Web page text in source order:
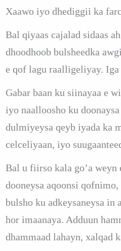
Xaawo iyo dhediggii ka
Bal qiyaas cajalad sidaas
dhoodhoob bulsheedka
e qof lagu raalligeliyay. Iga
Gabar baan ku siinayaa e
iyo naalloosho ku
dulmiyeysa qeyb iyada ka
celceliyaan, iyo
Bal u fiirso kala go’a weyn
dooneysa aqoonsi
bulsho ku adkeysaneysa in
hor imaanaya. Adduun
dhammaad lahayn, xalqad